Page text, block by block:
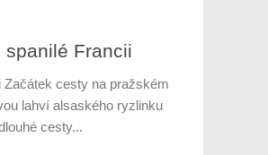
Francii
cesty na pražském
lahví alsaského ryzlinku
cesty...